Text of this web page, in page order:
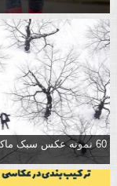
60 نمونه عکس سبک ماکسیمالیسم